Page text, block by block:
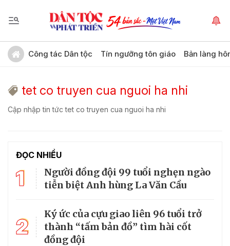
Công tác Dân tộc Tín ngưỡng tôn giáo Bản làng
tet co truyen cua nguoi ha nhi
Cập nhập tin tức tet co truyen cua nguoi ha nhi
ĐỌC NHIỀU
1
Người đồng đội 99 tuổi nghẹn ngào
tiễn biệt Anh hùng La Văn Cầu
2
Ký ức của cựu giao liên 96 tuổi trở
thành “tấm bản đồ” tìm hài cốt
đồng đội